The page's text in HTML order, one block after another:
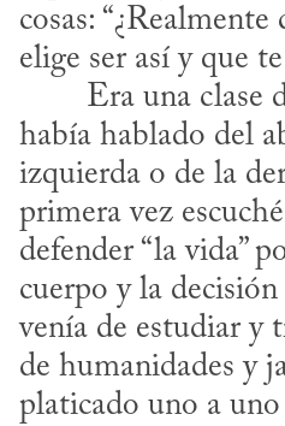
cosas:
elige ser así y que
había hablado del
izquierda o de la
primera vez
defender “la vida”
cuerpo y la
venía de estudiar y
de humanidades y
platicado uno a